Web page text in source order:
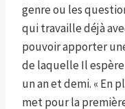
genre ou les
qui travaille déjà
pouvoir apporter
de laquelle Il
un an et demi. « En
met pour la